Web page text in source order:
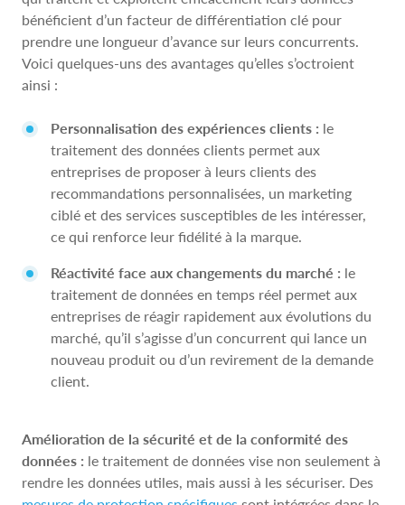
bénéficient d’un facteur de différentiation clé pour
prendre une longueur d’avance sur leurs concurrents.
Voici quelques-uns des avantages qu’elles s’octroient
ainsi :
Personnalisation des expériences clients : le
traitement des données clients permet aux
entreprises de proposer à leurs clients des
recommandations personnalisées, un marketing
ciblé et des services susceptibles de les intéresser,
ce qui renforce leur fidélité à la marque.
Réactivité face aux changements du marché : le
traitement de données en temps réel permet aux
entreprises de réagir rapidement aux évolutions du
marché, qu’il s’agisse d’un concurrent qui lance un
nouveau produit ou d’un revirement de la demande
client.
Amélioration de la sécurité et de la conformité des
données : le traitement de données vise non seulement à
rendre les données utiles, mais aussi à les sécuriser. Des